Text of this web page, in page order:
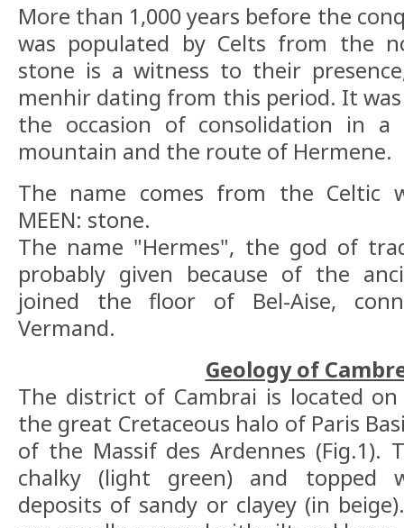
More than 1,000 years before the
was populated by Celts from the
stone is a witness to their
menhir dating from this period. It was
the occasion of consolidation in
mountain and the route of Hermene.
The name comes from the Celtic
MEEN: stone.
The name "Hermes", the god of
probably given because of the
joined the floor of Bel-Aise,
Vermand.
Geology of
The district of Cambrai is located
the great Cretaceous halo of Paris
of the Massif des Ardennes (Fig.1).
chalky (light green) and topped
deposits of sandy or clayey (in